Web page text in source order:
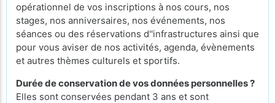
opérationnel de vos inscriptions à nos cours, nos
stages, nos anniversaires, nos événements, nos
séances ou des réservations d''infrastructures ainsi que
pour vous aviser de nos activités, agenda, évènements
et autres thèmes culturels et sportifs.
Durée de conservation de vos données personnelles ?
Elles sont conservées pendant 3 ans et sont